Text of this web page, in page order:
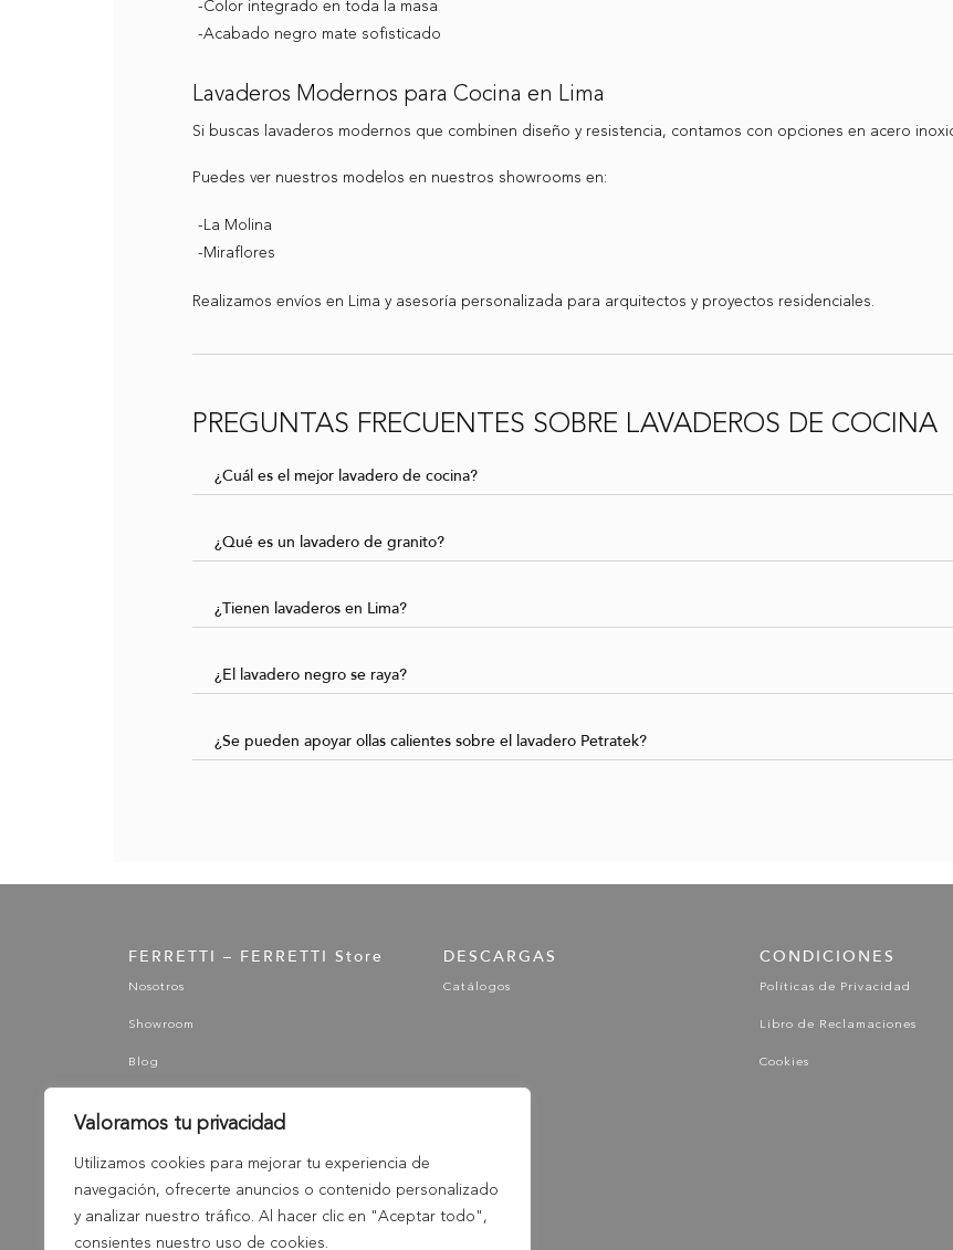
Valoramos tu privacidad
Utilizamos cookies para mejorar tu experiencia de
navegación, ofrecerte anuncios o contenido personalizado
y analizar nuestro tráfico. Al hacer clic en "Aceptar todo",
consientes nuestro uso de cookies.
-Color integrado en toda la masa
-Acabado negro mate sofisticado
Lavaderos Modernos para Cocina en Lima
Si buscas lavaderos modernos que combinen diseño y resistencia, contamos con opciones en acero
Puedes ver nuestros modelos en nuestros showrooms en:
-La Molina
-Miraflores
Realizamos envíos en Lima y asesoría personalizada para arquitectos y proyectos residenciales.
PREGUNTAS FRECUENTES SOBRE LAVADEROS DE COCINA
¿Cuál es el mejor lavadero de cocina?
¿Qué es un lavadero de granito?
¿Tienen lavaderos en Lima?
¿El lavadero negro se raya?
¿Se pueden apoyar ollas calientes sobre el lavadero Petratek?
FERRETTI – FERRETTI Store
Nosotros
Showroom
Blog
DESCARGAS
Catálogos
CONDICIONES
Políticas de Privacidad
Libro de Reclamaciones
Cookies